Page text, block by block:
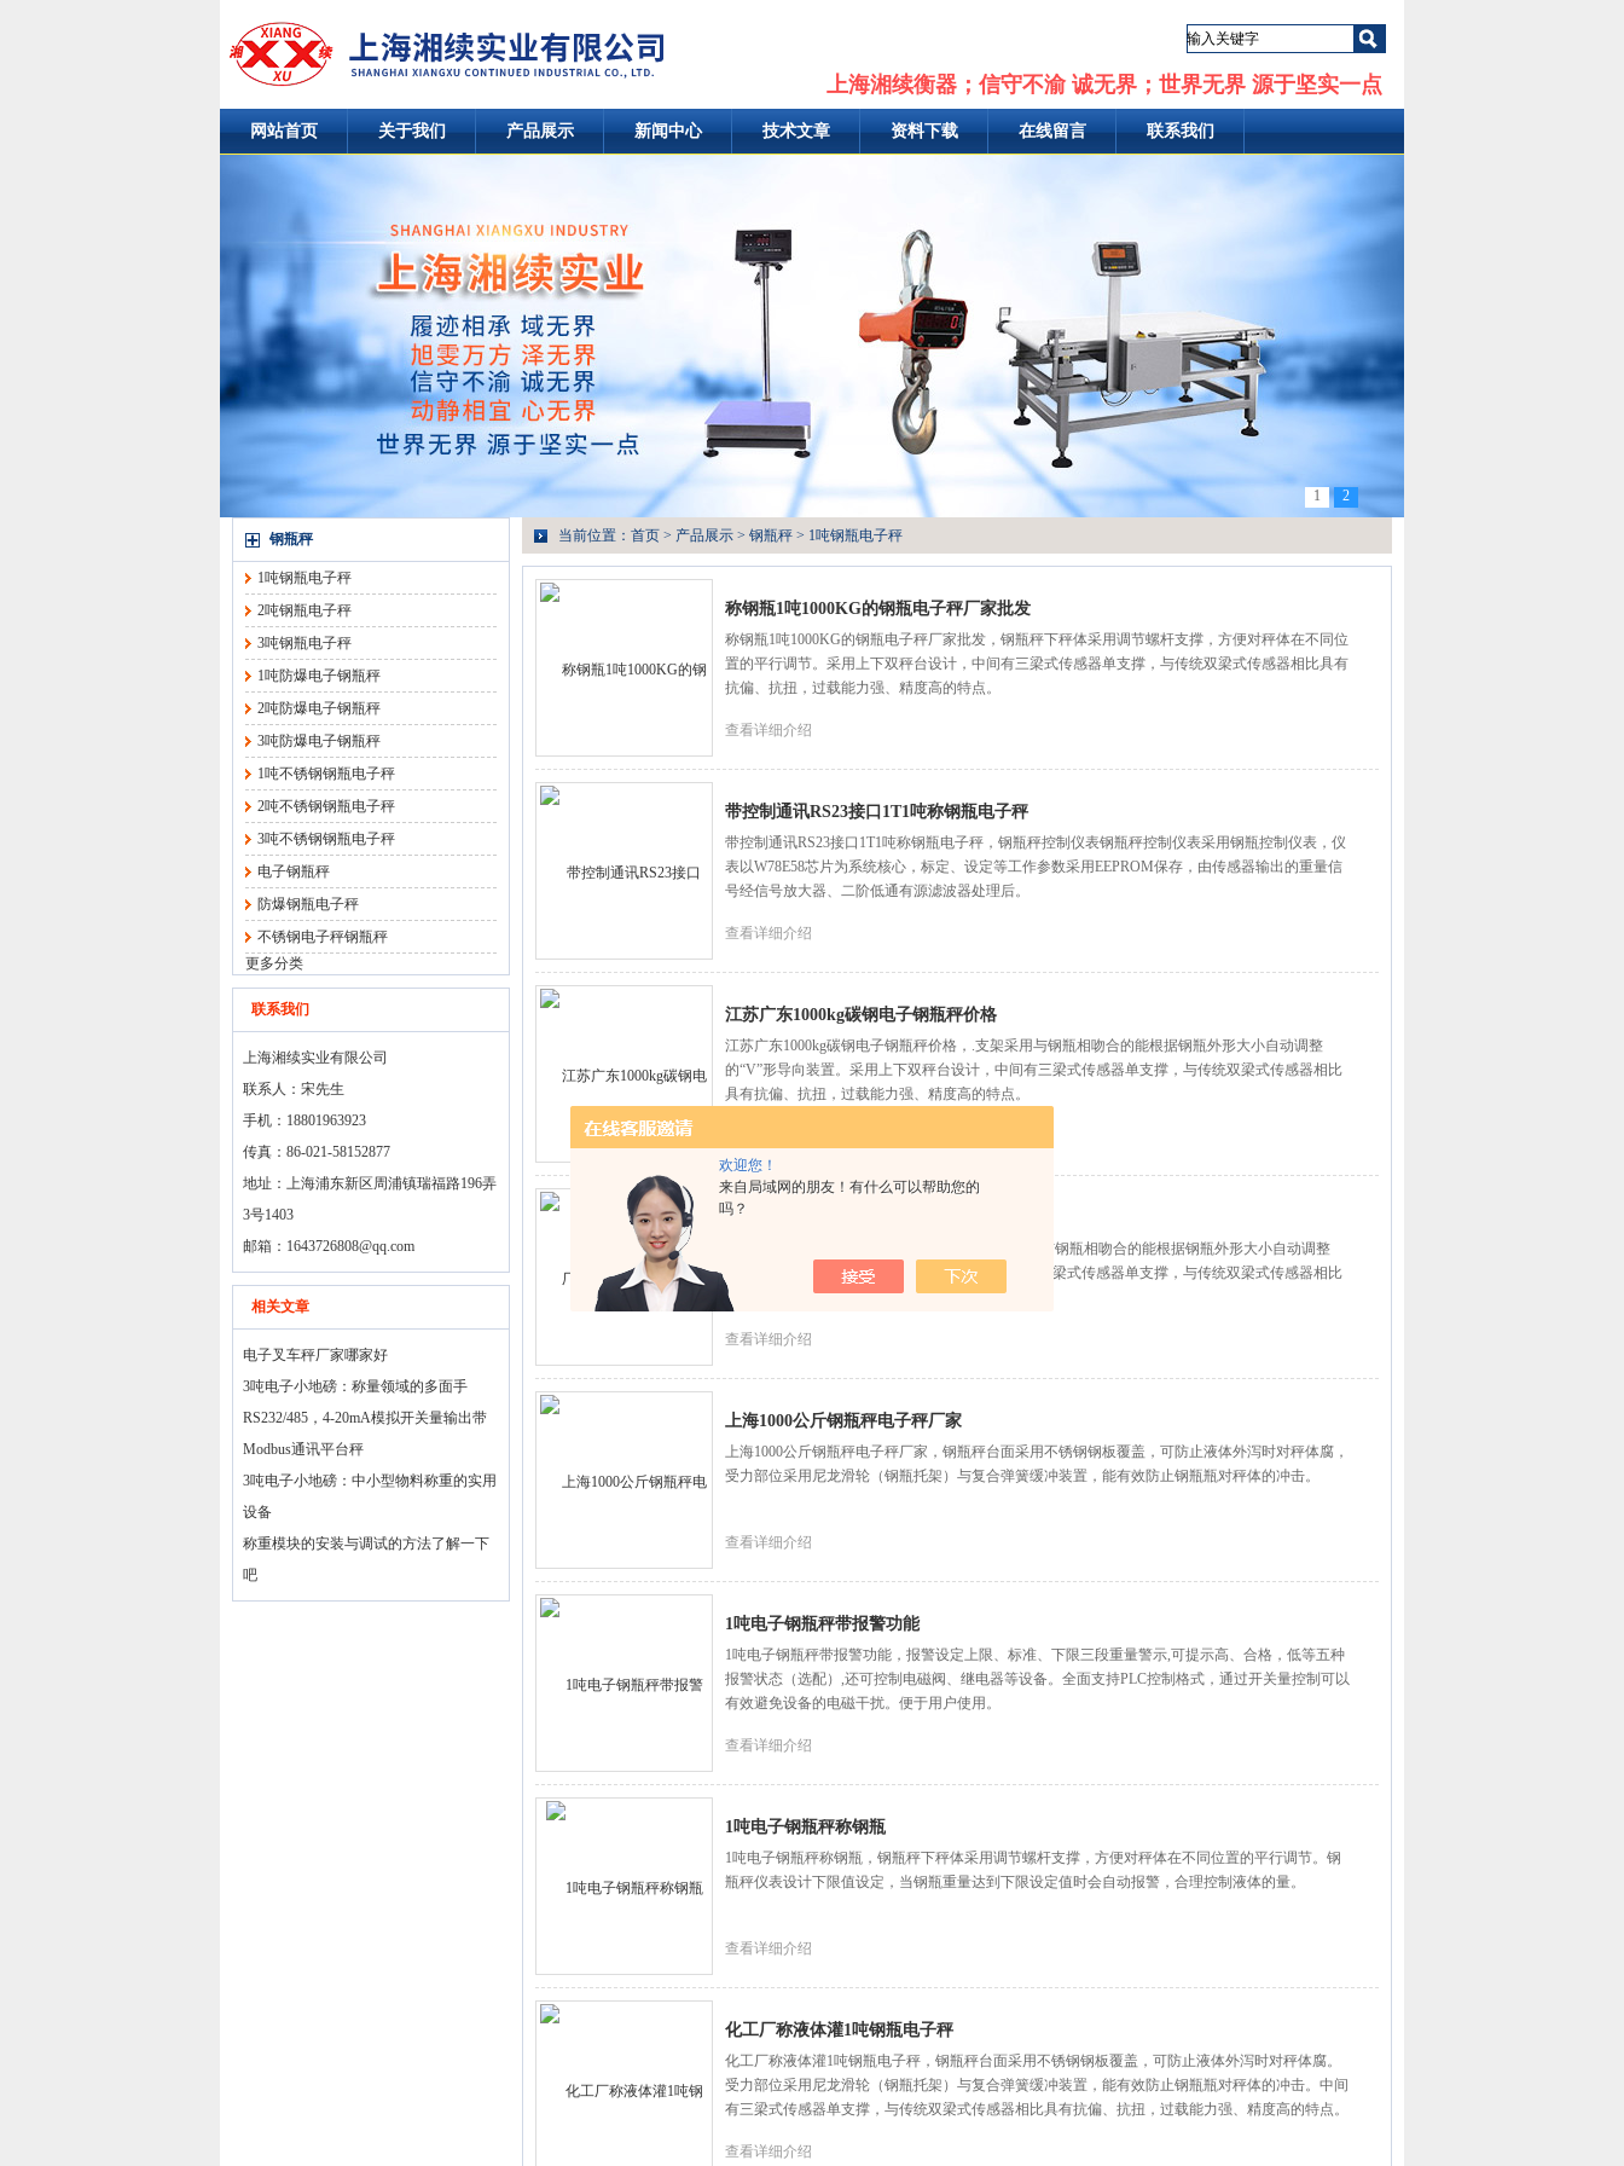
欢迎您！
来自局域网的朋友！有什么可以帮助您的
吗？
上海湘续衡器；信守不渝 诚无界；世界无界 源于坚实一点
网站首页 关于我们 产品展示 新闻中心 技术文章 资料下载 在线留言 联系我们
1 2
钢瓶秤
1吨钢瓶电子秤
2吨钢瓶电子秤
3吨钢瓶电子秤
1吨防爆电子钢瓶秤
2吨防爆电子钢瓶秤
3吨防爆电子钢瓶秤
1吨不锈钢钢瓶电子秤
2吨不锈钢钢瓶电子秤
3吨不锈钢钢瓶电子秤
电子钢瓶秤
防爆钢瓶电子秤
不锈钢电子秤钢瓶秤
更多分类
联系我们
上海湘续实业有限公司
联系人：宋先生
手机：18801963923
传真：86-021-58152877
地址：上海浦东新区周浦镇瑞福路196弄
3号1403
邮箱： 1643726808@qq.com
相关文章
电子叉车秤厂家哪家好
3吨电子小地磅：称量领域的多面手
RS232/485，4-20mA模拟开关量输出带
Modbus通讯平台秤
3吨电子小地磅：中小型物料称重的实用
设备
称重模块的安装与调试的方法了解一下
吧
当前位置： 首页 > 产品展示 > 钢瓶秤 > 1吨钢瓶电子秤
称钢瓶1吨1000KG的钢瓶电子秤厂家批发
称钢瓶1吨1000KG的钢瓶电子秤厂家批发，钢瓶秤下秤体采用调节螺杆支撑，方便对秤体在不同位
置的平行调节。采用上下双秤台设计，中间有三梁式传感器单支撑，与传统双梁式传感器相比具有
抗偏、抗扭，过载能力强、精度高的特点。
查看详细介绍
带控制通讯RS23接口1T1吨称钢瓶电子秤
带控制通讯RS23接口1T1吨称钢瓶电子秤，钢瓶秤控制仪表钢瓶秤控制仪表采用钢瓶控制仪表，仪
表以W78E58芯片为系统核心，标定、设定等工作参数采用EEPROM保存，由传感器输出的重量信
号经信号放大器、二阶低通有源滤波器处理后。
查看详细介绍
江苏广东1000kg碳钢电子钢瓶秤价格
江苏广东1000kg碳钢电子钢瓶秤价格，.支架采用与钢瓶相吻合的能根据钢瓶外形大小自动调整
的“V”形导向装置。采用上下双秤台设计，中间有三梁式传感器单支撑，与传统双梁式传感器相比
具有抗偏、抗扭，过载能力强、精度高的特点。
厂家供应双层1000千克钢瓶秤电子称
厂家供应双层1000千克钢瓶秤电子称，5.支架采用与钢瓶相吻合的能根据钢瓶外形大小自动调整
的“V”形导向装置，采用上下双秤台设计，中间有三梁式传感器单支撑，与传统双梁式传感器相比
具有抗偏、抗扭，过载能力强、精度高的特点。
查看详细介绍
上海1000公斤钢瓶秤电子秤厂家
上海1000公斤钢瓶秤电子秤厂家，钢瓶秤台面采用不锈钢钢板覆盖，可防止液体外泻时对秤体腐，
受力部位采用尼龙滑轮（钢瓶托架）与复合弹簧缓冲装置，能有效防止钢瓶瓶对秤体的冲击。
查看详细介绍
1吨电子钢瓶秤带报警功能
1吨电子钢瓶秤带报警功能，报警设定上限、标准、下限三段重量警示,可提示高、合格，低等五种
报警状态（选配）,还可控制电磁阀、继电器等设备。全面支持PLC控制格式，通过开关量控制可以
有效避免设备的电磁干扰。便于用户使用。
查看详细介绍
1吨电子钢瓶秤称钢瓶
1吨电子钢瓶秤称钢瓶，钢瓶秤下秤体采用调节螺杆支撑，方便对秤体在不同位置的平行调节。钢
瓶秤仪表设计下限值设定，当钢瓶重量达到下限设定值时会自动报警，合理控制液体的量。
查看详细介绍
化工厂称液体灌1吨钢瓶电子秤
化工厂称液体灌1吨钢瓶电子秤，钢瓶秤台面采用不锈钢钢板覆盖，可防止液体外泻时对秤体腐。
受力部位采用尼龙滑轮（钢瓶托架）与复合弹簧缓冲装置，能有效防止钢瓶瓶对秤体的冲击。中间
有三梁式传感器单支撑，与传统双梁式传感器相比具有抗偏、抗扭，过载能力强、精度高的特点。
查看详细介绍